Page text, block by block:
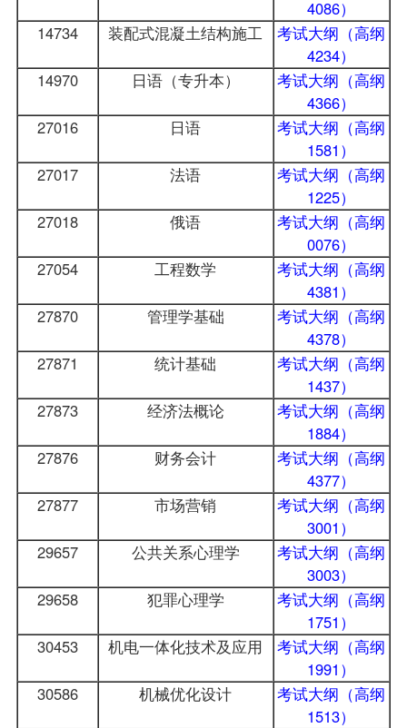
4086）
14734
装配式混凝土结构施工
考试大纲（高纲
4234）
14970
日语（专升本）
考试大纲（高纲
4366）
27016
日语
考试大纲（高纲
1581）
27017
法语
考试大纲（高纲
1225）
27018
俄语
考试大纲（高纲
0076）
27054
工程数学
考试大纲（高纲
4381）
27870
管理学基础
考试大纲（高纲
4378）
27871
统计基础
考试大纲（高纲
1437）
27873
经济法概论
考试大纲（高纲
1884）
27876
财务会计
考试大纲（高纲
4377）
27877
市场营销
考试大纲（高纲
3001）
29657
公共关系心理学
考试大纲（高纲
3003）
29658
犯罪心理学
考试大纲（高纲
1751）
30453
机电一体化技术及应用
考试大纲（高纲
1991）
30586
机械优化设计
考试大纲（高纲
1513）